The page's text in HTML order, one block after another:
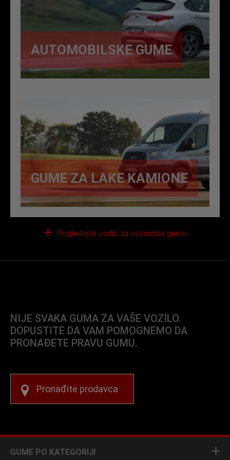
AUTOMOBILSKE GUME
GUME ZA LAKE KAMIONE
Pogledajte vodič za sezonske gume
NIJE SVAKA GUMA ZA VAŠE VOZILO.
DOPUSTITE DA VAM POMOGNEMO DA
PRONAĐETE PRAVU GUMU.
Pronađite prodavca
GUME PO KATEGORIJI